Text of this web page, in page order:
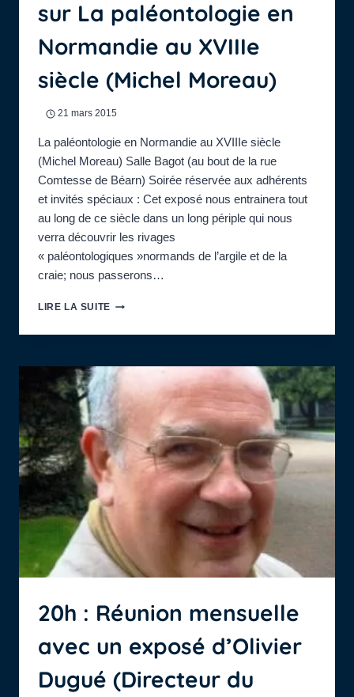
DE
NEANDERTAL
EN
NORMANDIE
PAR
DOMINIQUE
(DRAC,
sur La paléontologie en
Normandie au XVIIIe
siècle (Michel Moreau)
21 mars 2015
La paléontologie en Normandie au XVIIIe siècle
(Michel Moreau) Salle Bagot (au bout de la rue
Comtesse de Béarn) Soirée réservée aux adhérents
et invités spéciaux : Cet exposé nous entrainera tout
au long de ce siècle dans un long périple qui nous
verra découvrir les rivages
« paléontologiques »normands de l’argile et de la
craie; nous passerons…
LIRE LA SUITE18H
SALLE
AVEC
EXPOSÉ
SUR
LA
PALÉONTOLOGIE
EN
NORMANDIE
AU
SIÈCLE
(MICHEL
MOREAU)
20h : Réunion mensuelle
avec un exposé d’Olivier
Dugué (Directeur du